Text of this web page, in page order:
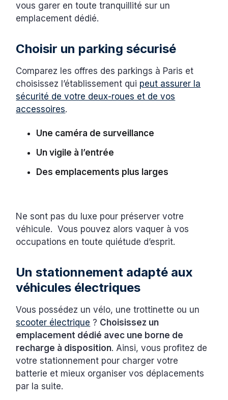
vous garer en toute tranquillité sur un
emplacement dédié.
Choisir un parking sécurisé
Comparez les offres des parkings à Paris et
choisissez l’établissement qui peut assurer la
sécurité de votre deux-roues et de vos
accessoires.
Une caméra de surveillance
Un vigile à l’entrée
Des emplacements plus larges
Ne sont pas du luxe pour préserver votre
véhicule. Vous pouvez alors vaquer à vos
occupations en toute quiétude d’esprit.
Un stationnement adapté aux
véhicules électriques
Vous possédez un vélo, une trottinette ou un
scooter électrique ? Choisissez un
emplacement dédié avec une borne de
recharge à disposition. Ainsi, vous profitez de
votre stationnement pour charger votre
batterie et mieux organiser vos déplacements
par la suite.